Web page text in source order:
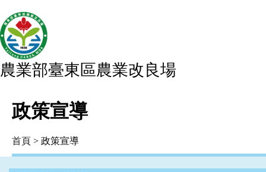
農業部臺東區農業改良場
政策宣導
首頁 > 政策宣導